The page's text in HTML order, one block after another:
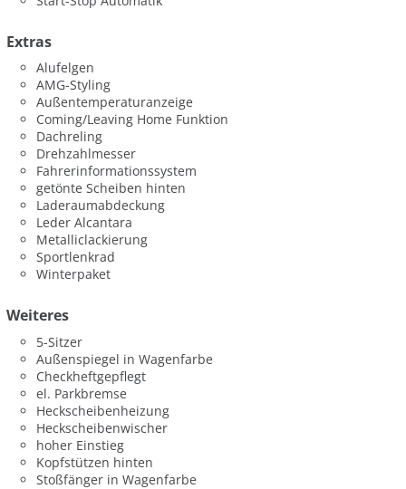
Extras
Alufelgen
AMG-Styling
Außentemperaturanzeige
Coming/Leaving Home Funktion
Dachreling
Drehzahlmesser
Fahrerinformationssystem
getönte Scheiben hinten
Laderaumabdeckung
Leder Alcantara
Metalliclackierung
Sportlenkrad
Winterpaket
Weiteres
5-Sitzer
Außenspiegel in Wagenfarbe
Checkheftgepflegt
el. Parkbremse
Heckscheibenheizung
Heckscheibenwischer
hoher Einstieg
Kopfstützen hinten
Stoßfänger in Wagenfarbe